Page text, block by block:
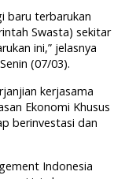
baru terbarukan
Swasta) sekitar
ini,” jelasnya
(07/03).
kerjasama
Ekonomi Khusus
berinvestasi dan
Indonesia